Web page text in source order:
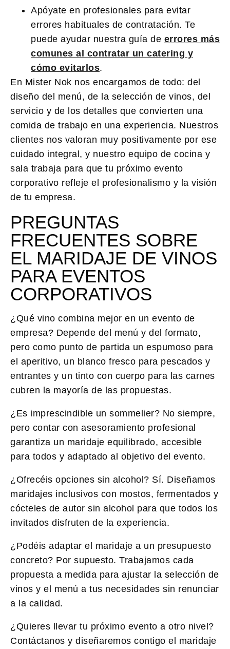
Apóyate en profesionales para evitar
errores habituales de contratación. Te
puede ayudar nuestra guía de errores más
comunes al contratar un catering y
cómo evitarlos.
En Mister Nok nos encargamos de todo: del
diseño del menú, de la selección de vinos, del
servicio y de los detalles que convierten una
comida de trabajo en una experiencia. Nuestros
clientes nos valoran muy positivamente por ese
cuidado integral, y nuestro equipo de cocina y
sala trabaja para que tu próximo evento
corporativo refleje el profesionalismo y la visión
de tu empresa.
PREGUNTAS
FRECUENTES SOBRE
EL MARIDAJE DE VINOS
PARA EVENTOS
CORPORATIVOS
¿Qué vino combina mejor en un evento de
empresa? Depende del menú y del formato,
pero como punto de partida un espumoso para
el aperitivo, un blanco fresco para pescados y
entrantes y un tinto con cuerpo para las carnes
cubren la mayoría de las propuestas.
¿Es imprescindible un sommelier? No siempre,
pero contar con asesoramiento profesional
garantiza un maridaje equilibrado, accesible
para todos y adaptado al objetivo del evento.
¿Ofrecéis opciones sin alcohol? Sí. Diseñamos
maridajes inclusivos con mostos, fermentados y
cócteles de autor sin alcohol para que todos los
invitados disfruten de la experiencia.
¿Podéis adaptar el maridaje a un presupuesto
concreto? Por supuesto. Trabajamos cada
propuesta a medida para ajustar la selección de
vinos y el menú a tus necesidades sin renunciar
a la calidad.
¿Quieres llevar tu próximo evento a otro nivel?
Contáctanos y diseñaremos contigo el maridaje